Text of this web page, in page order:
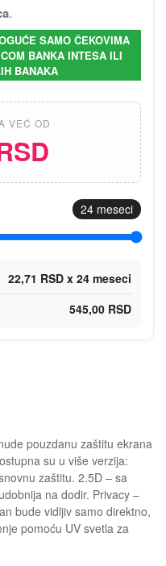
.
SAMO ČEKOVIMA
BANKA INTESA ILI
BANAKA
VEĆ OD
24 meseci
22,71 RSD x 24 meseci
545,00 RSD
pouzdanu zaštitu ekrana
su u više verzija:
zaštitu. 2.5D – sa
na dodir. Privacy –
bude vidljiv samo direktno,
pomoću UV svetla za